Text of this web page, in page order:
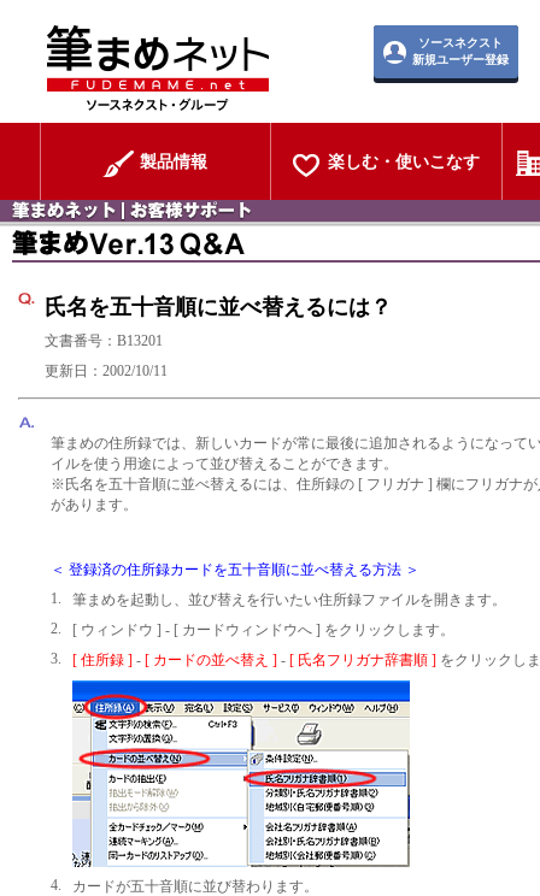
ソースネクスト
新規ユーザー登録
製品情報 楽しむ・使いこなす
氏名を五十音順に並べ替えるには？
文書番号：B13201
更新日：2002/10/11
筆まめの住所録では、新しいカードが常に最後に追加されるようになって
イルを使う用途によって並び替えることができます。
※氏名を五十音順に並べ替えるには、住所録の [ フリガナ ] 欄にフリガナ
があります。
＜ 登録済の住所録カードを五十音順に並べ替える方法 ＞
1.
筆まめを起動し、並び替えを行いたい住所録ファイルを開きます。
2.
[ ウィンドウ ] - [ カードウィンドウへ ] をクリックします。
3.
[ 住所録 ] - [ カードの並べ替え ] - [ 氏名フリガナ辞書順 ] をクリックし
4. カードが五十音順に並び替わります。